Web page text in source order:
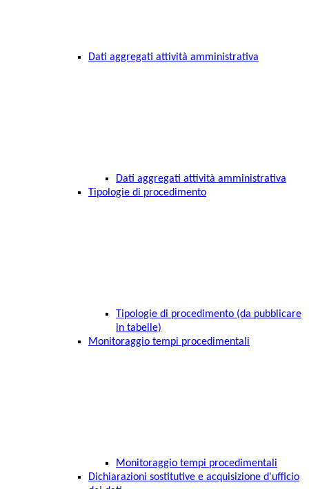
Dati aggregati attività amministrativa
Dati aggregati attività amministrativa
Tipologie di procedimento
Tipologie di procedimento (da pubblicare
in tabelle)
Monitoraggio tempi procedimentali
Monitoraggio tempi procedimentali
Dichiarazioni sostitutive e acquisizione d'ufficio